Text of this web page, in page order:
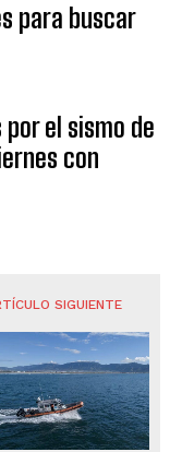
para buscar
el sismo de
con
SIGUIENTE